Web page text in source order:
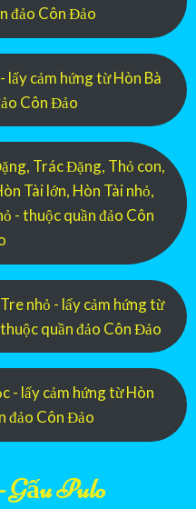
đảo Côn Đảo
lấy cảm hứng từ Hòn Bà
Côn Đảo
Trác Đặng, Thỏ con,
Tài lớn, Hòn Tài nhỏ,
- thuộc quần đảo Côn
nhỏ - lấy cảm hứng từ
quần đảo Côn Đảo
- lấy cảm hứng từ Hòn
đảo Côn Đảo
Pulo